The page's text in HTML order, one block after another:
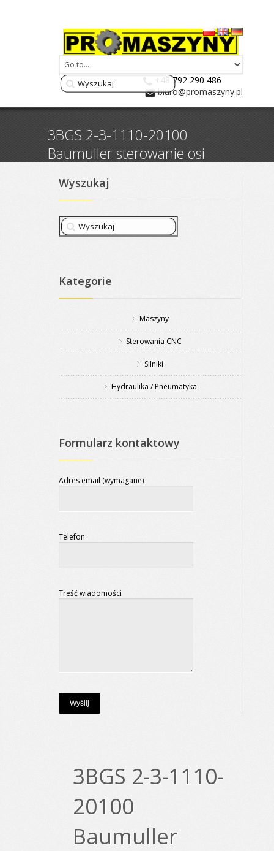
+48 792 290 486
biuro@promaszyny.pl
3BGS 2-3-1110-20100
Baumuller sterowanie osi
Wyszukaj
Kategorie
Maszyny
Sterowania CNC
Silniki
Hydraulika / Pneumatyka
Formularz kontaktowy
Adres email (wymagane)
Telefon
Treść wiadomości
3BGS 2-3-1110-
20100
Baumuller